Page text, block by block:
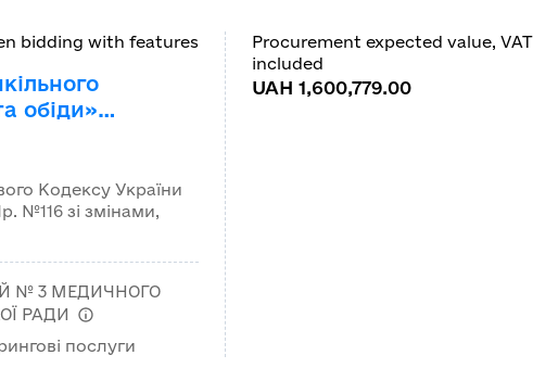
bidding with features
обіди»
Кодексу України
№116 зі змінами,
№ 3 МЕДИЧНОГО
РАДИ
послуги
Procurement expected value,
included
UAH 1,600,779.00